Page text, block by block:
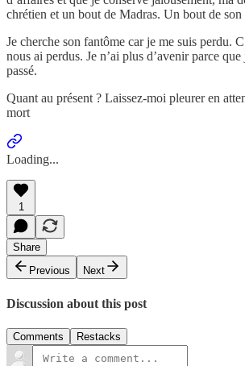
chrétien et un bout de Madras. Un bout de son
Je cherche son fantôme car je me suis perdu.
nous ai perdus. Je n’ai plus d’avenir parce
passé.
Quant au présent ? Laissez-moi pleurer en
mort
Loading...
1
Share
Previous
Next
Discussion about this post
Comments Restacks